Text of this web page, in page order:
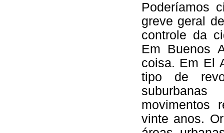
Poderíamos
greve geral
controle da
Em Buenos
coisa. Em El
tipo de
movimentos
vinte anos.